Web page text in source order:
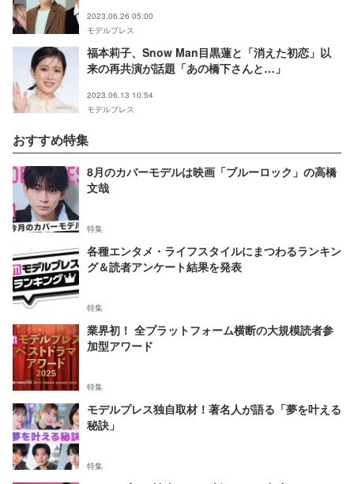
2023.06.26 05:00
モデルプレス
福本莉子、Snow Man目黒蓮と「消えた初恋」以
来の再共演が話題「あの橋下さんと…」
2023.06.13 10:54
モデルプレス
おすすめ特集
8月のカバーモデルは映画「ブルーロック」の高橋
文哉
特集
各種エンタメ・ライフスタイルにまつわるランキン
グ＆読者アンケート結果を発表
特集
業界初！ 全プラットフォーム横断の大規模読者参
加型アワード
特集
モデルプレス独自取材！著名人が語る「夢を叶える
秘訣」
特集